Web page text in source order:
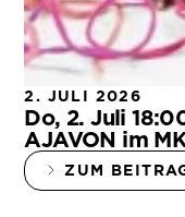
2. JULI 2026
Do, 2. Juli
AJAVON im
ZUM